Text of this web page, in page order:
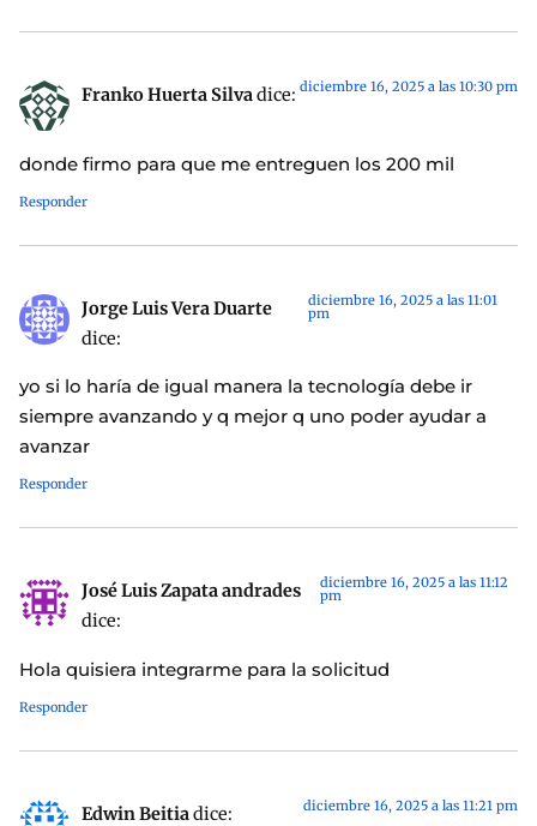
Franko Huerta Silvadice: diciembre 16, 2025 a las 10:30 pm
donde firmo para que me entreguen los 200 mil
Responder
Jorge Luis Vera Duarte
dice:
diciembre 16, 2025 a las 11:01
pm
yo si lo haría de igual manera la tecnología debe ir
siempre avanzando y q mejor q uno poder ayudar a
avanzar
Responder
José Luis Zapata andrades
dice:
diciembre 16, 2025 a las 11:12
pm
Hola quisiera integrarme para la solicitud
Responder
Edwin Beitia dice: diciembre 16, 2025 a las 11:21 pm